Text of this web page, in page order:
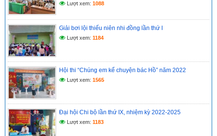
CHI BỘ CƠ SỞ TRƯỜNG TIỂU HỌC VĨNH PHONG 4 TỔ
CHỨC HỌC TẬP, QUÁN TRIỆT NGHỊ QUYẾT HỘI NGHỊ LẦN
THỨ II BAN CHẤP HÀNH TRUNG ƯƠNG ĐẢNG KHÓA XIV
(14/05/2026)
Hồ sơ đánh giá chuẩn nghề nghiệp giáo viên năm học
2025–2026
(12/05/2026)
Lượt xem: 1088
Giải bơi lội thiếu niên nhi đồng lần thứ I
Lượt xem: 1184
Hội thi “Chúng em kể chuyện bác Hồ” năm 2022
Lượt xem: 1565
Đại hội Chi bộ lần thứ IX, nhiệm kỳ 2022-2025
Lượt xem: 1183